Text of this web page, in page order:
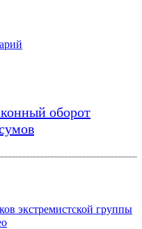
оборот
экстремистской группы